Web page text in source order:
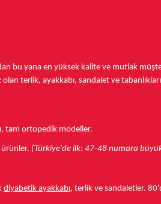
bu yanaen yüksek kalite ve mutlak
terlik, ayakkabı, sandalet ve tabanlıkları
tam ortopedik modeller.
(Türkiye'de ilk: 47-48 numara
diyabetik ayakkabı, terlik ve sandaletler.